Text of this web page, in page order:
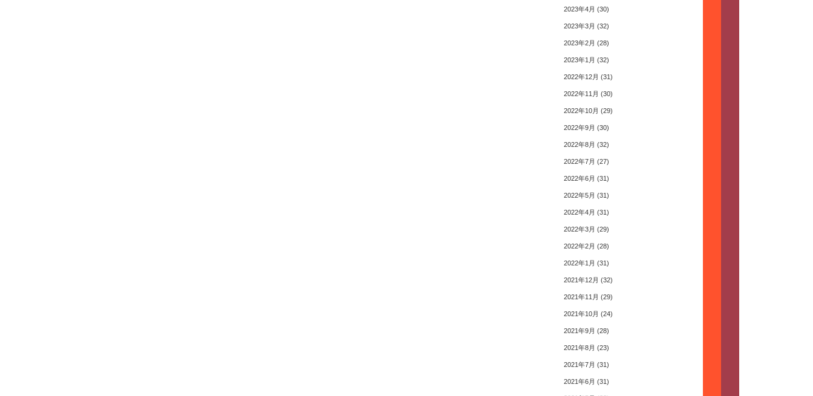
2023年4月 (30)
2023年3月 (32)
2023年2月 (28)
2023年1月 (32)
2022年12月 (31)
2022年11月 (30)
2022年10月 (29)
2022年9月 (30)
2022年8月 (32)
2022年7月 (27)
2022年6月 (31)
2022年5月 (31)
2022年4月 (31)
2022年3月 (29)
2022年2月 (28)
2022年1月 (31)
2021年12月 (32)
2021年11月 (29)
2021年10月 (24)
2021年9月 (28)
2021年8月 (23)
2021年7月 (31)
2021年6月 (31)